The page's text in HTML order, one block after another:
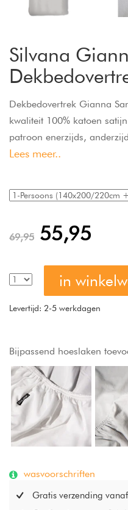
Silvana
Dekbedovertrek Gianna
kwaliteit 100% katoen
patroon enerzijds,
dessin. Een Silvana
Lees meer..
69,95 55,95
in
Levertijd: 2-5 werkdagen
Bijpassend hoeslaken
wasvoorschriften
Gratis verzending